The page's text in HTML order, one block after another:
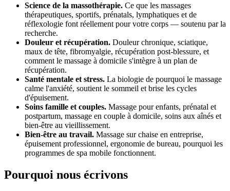
Science de la massothérapie. Ce que les massages
thérapeutiques, sportifs, prénatals, lymphatiques et de
réflexologie font réellement pour votre corps — soutenu par la
recherche.
Douleur et récupération. Douleur chronique, sciatique,
maux de tête, fibromyalgie, récupération post-blessure, et
comment le massage à domicile s'intègre à un plan de
récupération.
Santé mentale et stress. La biologie de pourquoi le massage
calme l'anxiété, soutient le sommeil et brise les cycles
d'épuisement.
Soins famille et couples. Massage pour enfants, prénatal et
postpartum, massage en couple à domicile, soins aux aînés et
bien-être au vieillissement.
Bien-être au travail. Massage sur chaise en entreprise,
épuisement professionnel, ergonomie de bureau, pourquoi les
programmes de spa mobile fonctionnent.
Pourquoi nous écrivons